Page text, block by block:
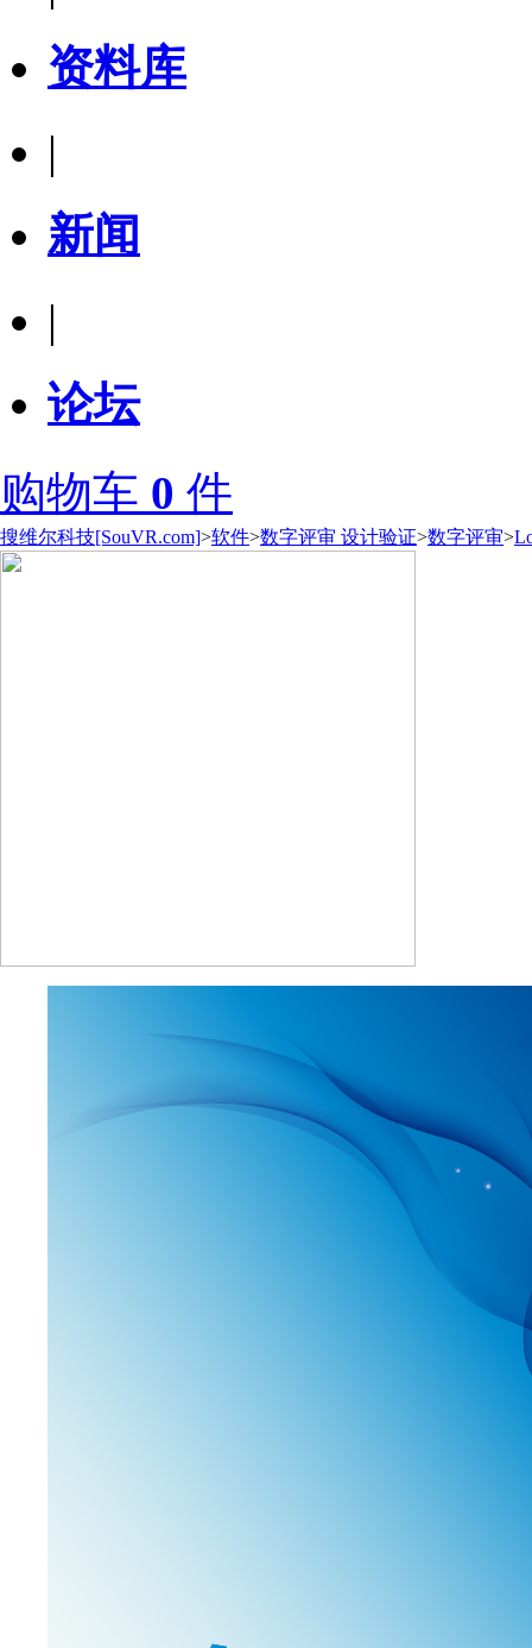
资料库
|
新闻
|
论坛
购物车 0 件
搜维尔科技[SouVR.com]>软件>数字评审 设计验证>数字评审>